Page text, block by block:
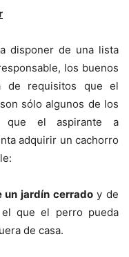
disponer de una lista
los buenos
de requisitos que el
sólo algunos de los
que el aspirante a
adquirir un cachorro
un jardín cerradoy de
que el perro pueda
de casa.